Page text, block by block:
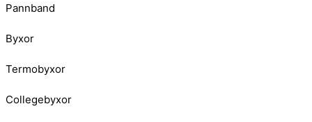
Pannband
Byxor
Termobyxor
Collegebyxor